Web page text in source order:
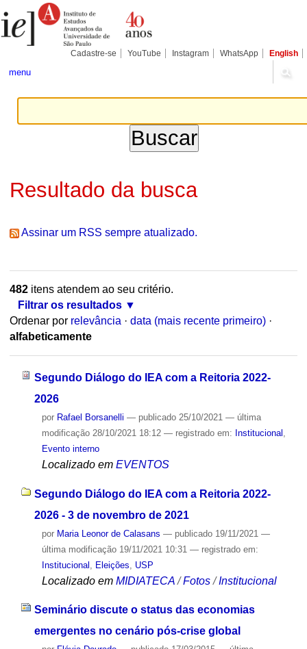
para
conteúdo.
Pessoais
Cadastre-se YouTube Instagram WhatsApp English
menu
Resultado da busca
Assinar um RSS sempre atualizado.
482itens atendem ao seu critério.
Filtrar os resultados
Ordenar por relevância · data (mais recente primeiro) ·
alfabeticamente
Segundo Diálogo do IEA com a Reitoria 2022-
2026
por Rafael Borsanelli — publicado25/10/2021 — última
modificação28/10/2021 18:12 — registrado em: Institucional
Evento interno
Localizado em EVENTOS
Segundo Diálogo do IEA com a Reitoria 2022-
2026 - 3 de novembro de 2021
por Maria Leonor de Calasans — publicado19/11/2021 —
última modificação19/11/2021 10:31 — registrado em:
Institucional
Eleições USP
Localizado em MIDIATECA /Fotos /Institucional
Seminário discute o status das economias
emergentes no cenário pós-crise global